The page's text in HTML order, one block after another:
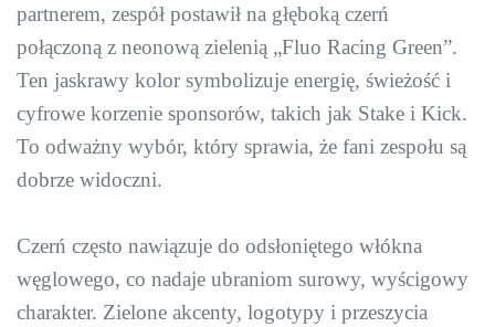
partnerem, zespół postawił na głęboką czerń
połączoną z neonową zielenią „Fluo Racing Green”.
Ten jaskrawy kolor symbolizuje energię, świeżość i
cyfrowe korzenie sponsorów, takich jak Stake i Kick.
To odważny wybór, który sprawia, że fani zespołu są
dobrze widoczni.
Czerń często nawiązuje do odsłoniętego włókna
węglowego, co nadaje ubraniom surowy, wyścigowy
charakter. Zielone akcenty, logotypy i przeszycia